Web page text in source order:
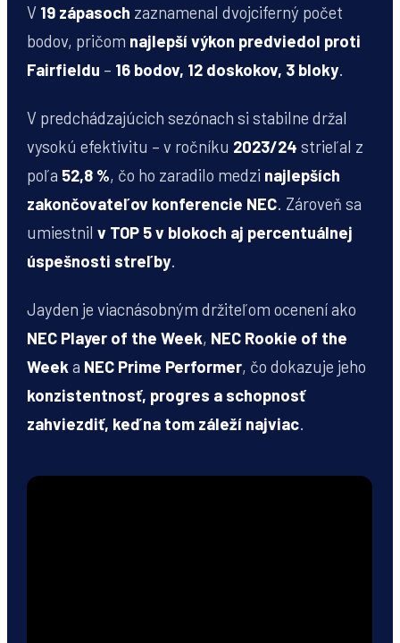
V 19 zápasoch zaznamenal dvojciferný počet
bodov, pričom najlepší výkon predviedol proti
Fairfieldu – 16 bodov, 12 doskokov, 3 bloky.
V predchádzajúcich sezónach si stabilne držal
vysokú efektivitu – v ročníku 2023/24 strieľal z
poľa 52,8 %, čo ho zaradilo medzi najlepších
zakončovateľov konferencie NEC. Zároveň sa
umiestnilv TOP 5 v blokoch aj percentuálnej
úspešnosti streľby.
Jayden je viacnásobným držiteľom ocenení ako
NEC Player of the Week, NEC Rookie of the
Week a NEC Prime Performer, čo dokazuje jeho
konzistentnosť, progres a schopnosť
zahviezdiť, keď na tom záleží najviac.